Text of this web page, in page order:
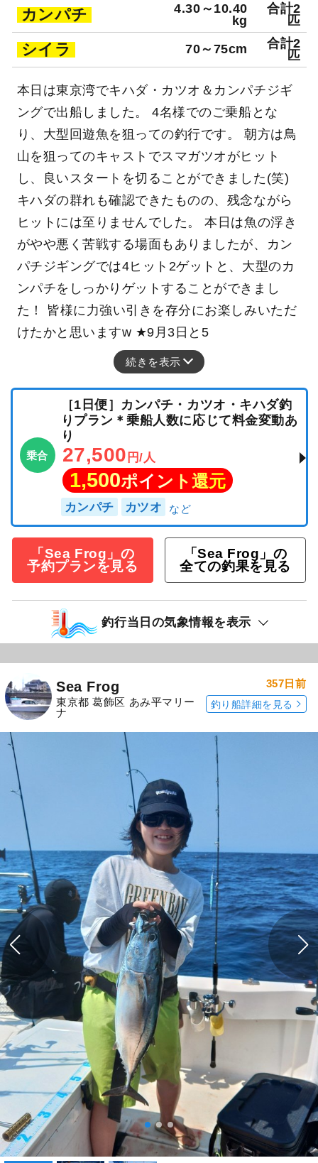
カンパチ
4.30～10.40
kg
合計2
匹
シイラ 70～75cm
合計2
匹
本日は東京湾でキハダ・カツオ＆カンパチジギ
ングで出船しました。 4名様でのご乗船とな
り、大型回遊魚を狙っての釣行です。 朝方は鳥
山を狙ってのキャストでスマガツオがヒット
し、良いスタートを切ることができました(笑)
キハダの群れも確認できたものの、残念ながら
ヒットには至りませんでした。 本日は魚の浮き
がやや悪く苦戦する場面もありましたが、カン
パチジギングでは4ヒット2ゲットと、大型のカ
ンパチをしっかりゲットすることができまし
た！ 皆様に力強い引きを存分にお楽しみいただ
けたかと思いますw ★9月3日と5
続きを表示
乗合
［1日便］カンパチ・カツオ・キハダ釣
りプラン＊乗船人数に応じて料金変動あ
り
27,500 円/人
1,500ポイント還元
カンパチ カツオ
「Sea Frog」の
予約プランを見る
「Sea Frog」の
全ての釣果を見る
釣行当日の気象情報を表示
Sea Frog
東京都 葛飾区 あみ平マリー
ナ
357日前
釣り船詳細を見る